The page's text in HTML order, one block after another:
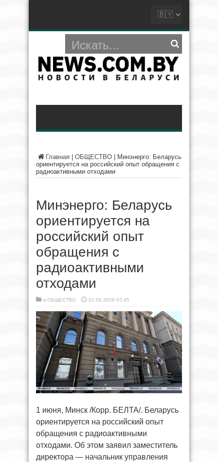
Главная ОБЩЕСТВО
Минэнерго: Беларусь
ориентируется на российский опыт обращения с
радиоактивными отходами
Минэнерго: Беларусь
ориентируется на
российский опыт
обращения с
радиоактивными
отходами
в ОБЩЕСТВО 02.06.2026 02:45
1 июня, Минск /Корр. БЕЛТА/. Беларусь
ориентируется на российский опыт
обращения с радиоактивными
отходами. Об этом заявил заместитель
директора — начальник управления